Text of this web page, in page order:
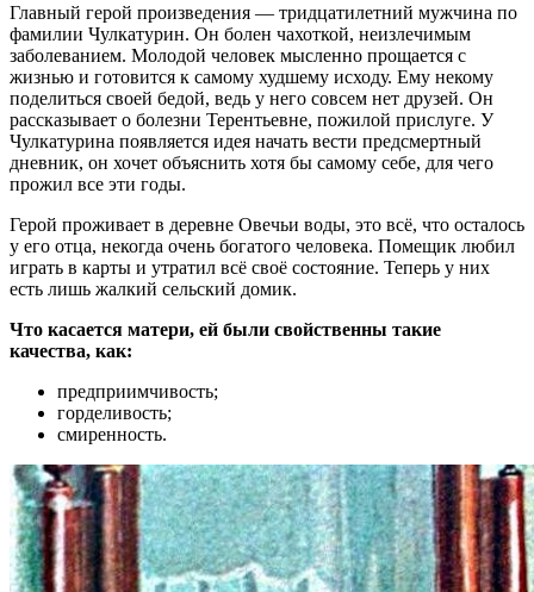
Главный герой произведения — тридцатилетний мужчина по
фамилии Чулкатурин. Он болен чахоткой, неизлечимым
заболеванием. Молодой человек мысленно прощается с
жизнью и готовится к самому худшему исходу. Ему некому
поделиться своей бедой, ведь у него совсем нет друзей. Он
рассказывает о болезни Терентьевне, пожилой прислуге. У
Чулкатурина появляется идея начать вести предсмертный
дневник, он хочет объяснить хотя бы самому себе, для чего
прожил все эти годы.
Герой проживает в деревне Овечьи воды, это всё, что осталось
у его отца, некогда очень богатого человека. Помещик любил
играть в карты и утратил всё своё состояние. Теперь у них
есть лишь жалкий сельский домик.
Что касается матери, ей были свойственны такие
качества, как:
предприимчивость;
горделивость;
смиренность.